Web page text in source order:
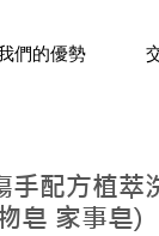
們的優勢
手配方植萃
皂 家事皂)